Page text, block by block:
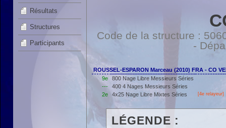
Résultats
Structures
Participants
Code de la structure :
-
ROUSSEL-ESPARON Marceau (2010) FRA - CO
9e
800 Nage Libre Messieurs Séries
---
400 4 Nages Messieurs Séries
2e
4x25 Nage Libre Mixtes Séries [4e relayeur]
LÉGENDE :